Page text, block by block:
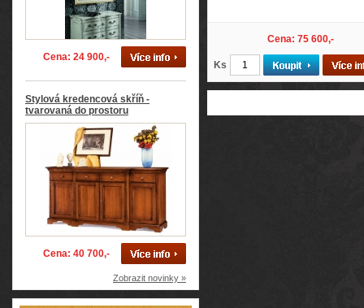
Cena: 24 900,-
Stylová kredencová skříň -
tvarovaná do prostoru
Cena: 40 700,-
Zobrazit novinky »
Cena: 75 600,-
Ks